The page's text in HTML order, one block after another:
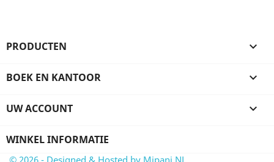
PRODUCTEN 
BOEK EN KANTOOR 
UW ACCOUNT 
WINKEL INFORMATIE
© 2026 - Designed & Hosted by Mipani NL